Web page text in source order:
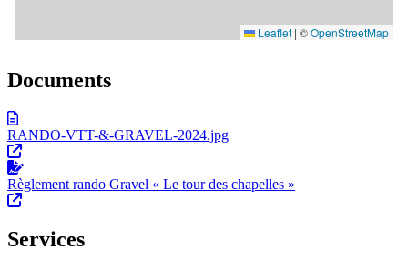
Documents
RANDO-VTT-&-GRAVEL-2024.jpg
Règlement rando Gravel « Le tour des chapelles »
Services